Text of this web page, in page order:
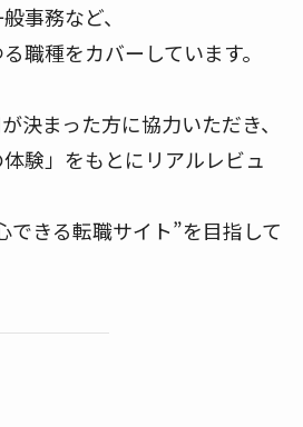
事務など、
職種をカバーしています。
決まった方に協力いただき、
体験」をもとにリアルレビュ
できる転職サイト”を目指して